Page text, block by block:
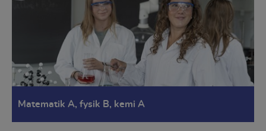
Matematik A, fysik B, kemi A